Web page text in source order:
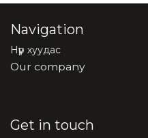
Navigation
Нүүр хуудас
Our company
Get in touch